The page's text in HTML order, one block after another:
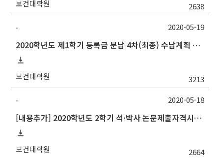
보건대학원 2638
-
2020학년도 제1학기 등록금 분납 4차(최종) 수납계획 알림
보건대학원 3213
2020-05-19
-
[내용추가] 2020학년도 2학기 석·박사 논문제출자격시험 안내 (TSQ exam)
보건대학원 2664
2020-05-18